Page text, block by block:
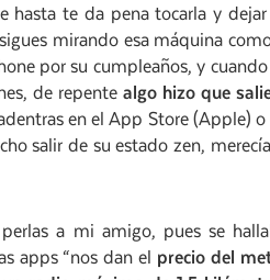
hasta te da pena tocarla y
mirando esa máquina
por su cumpleaños, y cuando
de repentealgo hizo que
en el App Store (Apple) o
salir de su estado zen,
a mi amigo, pues se
apps “nos dan el precio del